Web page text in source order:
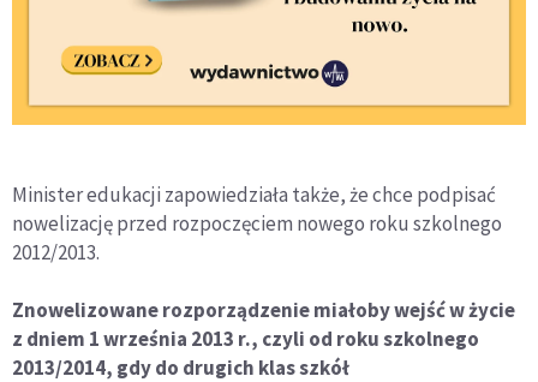
Minister edukacji zapowiedziała także, że chce podpisać
nowelizację przed rozpoczęciem nowego roku szkolnego
2012/2013.
Znowelizowane rozporządzenie miałoby wejść w życie
z dniem 1 września 2013 r., czyli od roku szkolnego
2013/2014, gdy do drugich klas szkół